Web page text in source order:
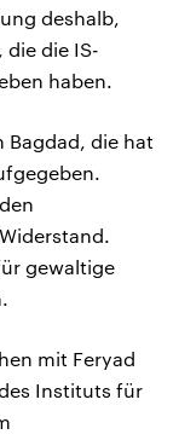
deshalb,
die die IS-
haben.
Bagdad, die hat
gewaltige
mit Feryad
Instituts für